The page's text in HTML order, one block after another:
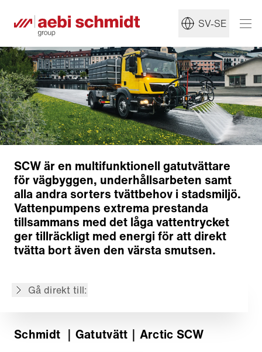
SV-SE
SCW är en multifunktionell gatutvättare
för vägbyggen, underhållsarbeten samt
alla andra sorters tvättbehov i stadsmiljö.
Vattenpumpens extrema prestanda
tillsammans med det låga vattentrycket
ger tillräckligt med energi för att direkt
tvätta bort även den värsta smutsen.
Gå direkt till:
Främre tvätthuvud
Ytterligare munstycken och vattenkanon
Tillbaka till översikt
Schmidt ｜Gatutvätt ｜Arctic SCW